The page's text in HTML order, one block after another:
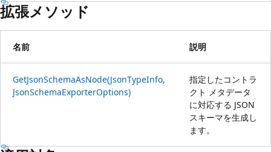
拡張メソッド
名前 説明
GetJsonSchemaAsNode(JsonTypeInfo,
JsonSchemaExporterOptions)
指定したコントラ
クト メタデータ
に対応する JSON
スキーマを生成し
ます。